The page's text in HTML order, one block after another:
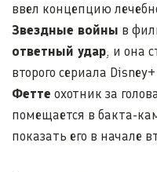
ввел концепцию
Звездные войны в
ответный удар, и она
второго сериала
Фетте охотник за
помещается в бакта-
показать его в начале